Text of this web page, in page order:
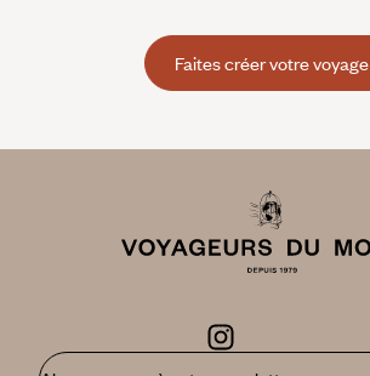
Faites créer votre voyage